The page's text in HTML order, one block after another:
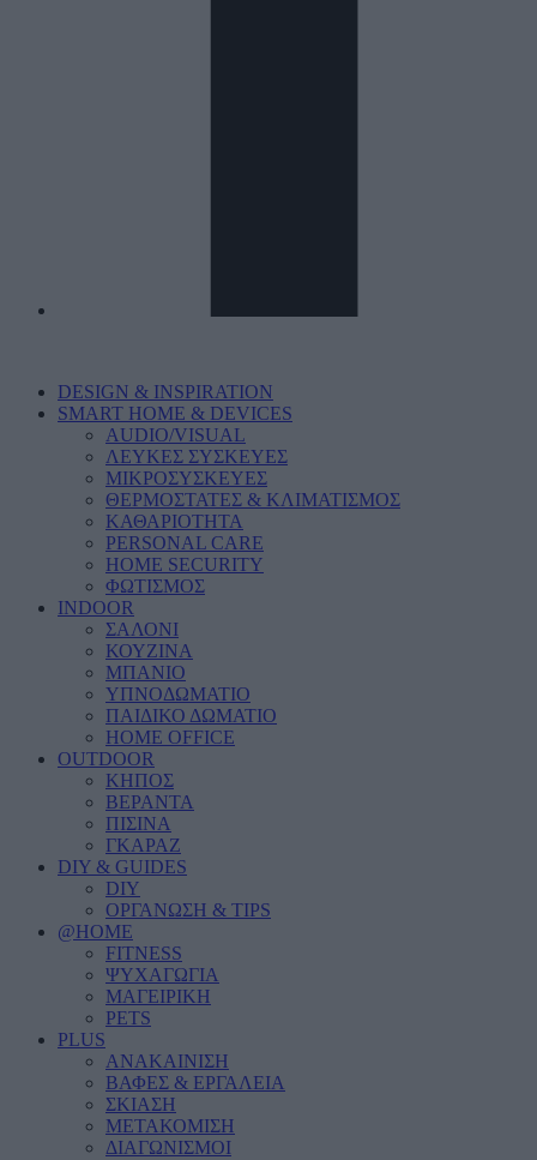
DESIGN & INSPIRATION
SMART HOME & DEVICES
AUDIO/VISUAL
ΛΕΥΚΕΣ ΣΥΣΚΕΥΕΣ
ΜΙΚΡΟΣΥΣΚΕΥΕΣ
ΘΕΡΜΟΣΤΑΤΕΣ & ΚΛΙΜΑΤΙΣΜΟΣ
ΚΑΘΑΡΙΟΤΗΤΑ
PERSONAL CARE
HOME SECURITY
ΦΩΤΙΣΜΟΣ
INDOOR
ΣΑΛΟΝΙ
ΚΟΥΖΙΝΑ
ΜΠΑΝΙΟ
ΥΠΝΟΔΩΜΑΤΙΟ
ΠΑΙΔΙΚΟ ΔΩΜΑΤΙΟ
HOME OFFICE
OUTDOOR
ΚΗΠΟΣ
ΒΕΡΑΝΤΑ
ΠΙΣΙΝΑ
ΓΚΑΡΑΖ
DIY & GUIDES
DIY
ΟΡΓΑΝΩΣΗ & TIPS
@HOME
FITNESS
ΨΥΧΑΓΩΓΙΑ
ΜΑΓΕΙΡΙΚΗ
PETS
PLUS
ΑΝΑΚΑΙΝΙΣΗ
ΒΑΦΕΣ & ΕΡΓΑΛΕΙΑ
ΣΚΙΑΣΗ
ΜΕΤΑΚΟΜΙΣΗ
ΔΙΑΓΩΝΙΣΜΟΙ